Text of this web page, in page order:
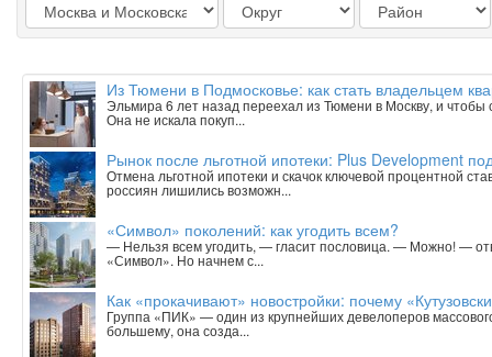
Из Тюмени в Подмосковье: как стать владельцем
Эльмира 6 лет назад переехал из Тюмени в Москву, и
Она не искала покуп...
Рынок после льготной ипотеки: Plus Development
Отмена льготной ипотеки и скачок ключевой процентной
россиян лишились возможн...
«Символ» поколений: как угодить всем?
— Нельзя всем угодить, — гласит пословица. — Можно! —
«Символ». Но начнем с...
Как «прокачивают» новостройки: почему
Группа «ПИК» — один из крупнейших девелоперов
большему, она созда...